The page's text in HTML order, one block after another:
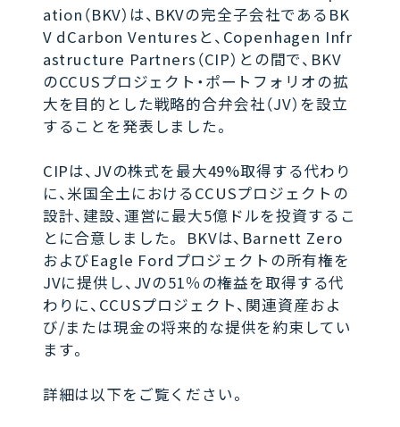
ation（BKV）は、BKVの完全子会社であるBK
V dCarbon Venturesと、Copenhagen Infr
astructure Partners（CIP）との間で、BKV
のCCUSプロジェクト・ポートフォリオの拡
大を目的とした戦略的合弁会社（JV）を設立
することを発表しました。
CIPは、JVの株式を最大49%取得する代わり
に、米国全土におけるCCUSプロジェクトの
設計、建設、運営に最大5億ドルを投資するこ
とに合意しました。 BKVは、Barnett Zero
およびEagle Fordプロジェクトの所有権を
JVに提供し、JVの51％の権益を取得する代
わりに、CCUSプロジェクト、関連資産およ
び/または現金の将来的な提供を約束してい
ます。
詳細は以下をご覧ください。